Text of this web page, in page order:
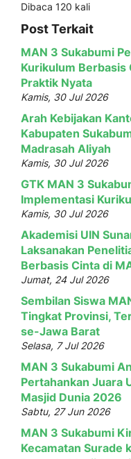
Dibaca 120 kali
Post Terkait
MAN 3 Sukabumi
Kurikulum Berbasis
Praktik Nyata
Kamis, 30 Jul 2026
Arah Kebijakan
Kabupaten
Madrasah Aliyah
Kamis, 30 Jul 2026
GTK MAN 3
Implementasi
Kamis, 30 Jul 2026
Akademisi UIN
Laksanakan
Berbasis Cinta di
Jumat, 24 Jul 2026
Sembilan Siswa
Tingkat Provinsi,
se-Jawa Barat
Selasa, 7 Jul 2026
MAN 3 Sukabumi
Pertahankan Juara
Masjid Dunia 2026
Sabtu, 27 Jun 2026
MAN 3 Sukabumi
Kecamatan Surade